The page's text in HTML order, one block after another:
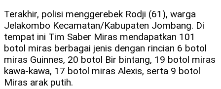
Terakhir, polisi menggerebek Rodji (61), warga
Jelakombo Kecamatan/Kabupaten Jombang. Di
tempat ini Tim Saber Miras mendapatkan 101
botol miras berbagai jenis dengan rincian 6 botol
miras Guinnes, 20 botol Bir bintang, 19 botol miras
kawa-kawa, 17 botol miras Alexis, serta 9 botol
Miras arak putih.